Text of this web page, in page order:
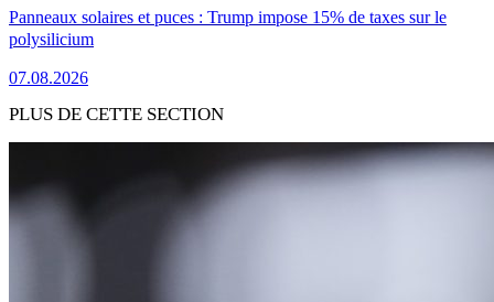
Panneaux solaires et puces : Trump impose 15% de taxes sur le
polysilicium
07.08.2026
PLUS DE CETTE SECTION